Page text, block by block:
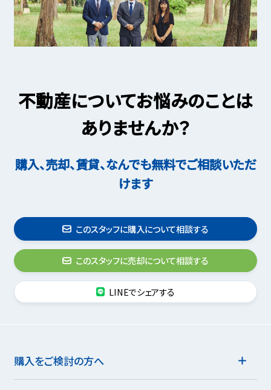
不動産についてお悩みのことは
ありませんか？
購入、売却、賃貸、なんでも無料でご相談いただ
けます
このスタッフに購入について相談する
このスタッフに売却について相談する
LINEでシェアする
購入をご検討の方へ